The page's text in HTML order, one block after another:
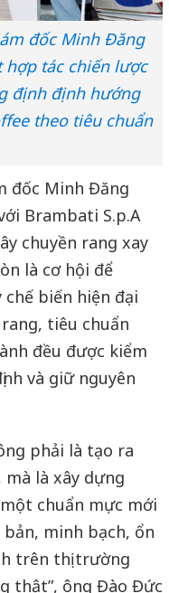
đốc Minh Đăng
hợp tác chiến lược
định định hướng
theo tiêu chuẩn
đốc Minh Đăng
Brambati S.p.A
chuyền rang xay
là cơ hội để
biến hiện đại
tiêu chuẩn
đều được kiểm
và giữ nguyên
phải là tạo ra
là xây dựng
chuẩn mực mới
minh bạch, ổn
trên thị trường
thật”, ông Đào Đức